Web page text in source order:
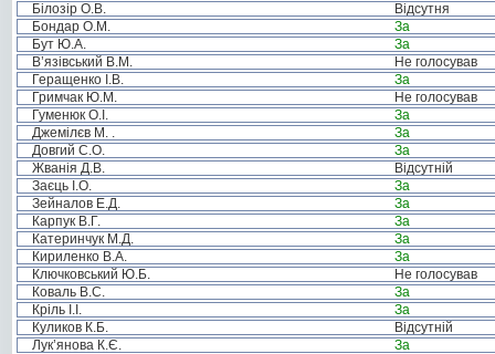
Білозір О.В.
Відсутня
Бондар О.М.
За
Бут Ю.А.
За
В’язівський В.М.
Не голосував
Геращенко І.В.
За
Гримчак Ю.М.
Не голосував
Гуменюк О.І.
За
Джемілєв М. .
За
Довгий С.О.
За
Жванія Д.В.
Відсутній
Заєць І.О.
За
Зейналов Е.Д.
За
Карпук В.Г.
За
Катеринчук М.Д.
За
Кириленко В.А.
За
Ключковський Ю.Б.
Не голосував
Коваль В.С.
За
Кріль І.І.
За
Куликов К.Б.
Відсутній
Лук’янова К.Є.
За